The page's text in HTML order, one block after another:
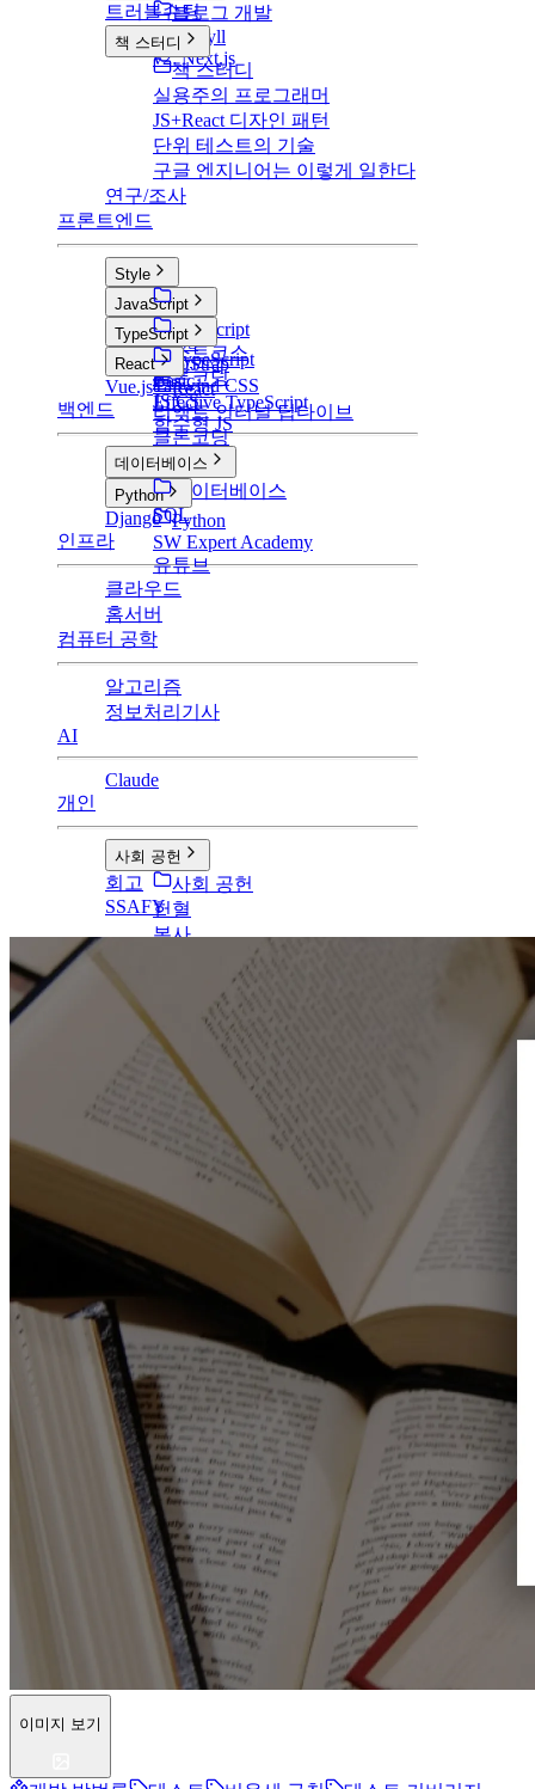
블로그 개발
v1: Jekyll
v2: Next.js
트러블슈팅
책 스터디
책 스터디
실용주의 프로그래머
JS+React 디자인 패턴
단위 테스트의 기술
구글 엔지니어는 이렇게 일한다
연구/조사
프론트엔드
Style
Style
CSS
SCSS
BootStrap
Tailwind CSS
JavaScript
JavaScript
부스트코스
클론코딩
JS CS
함수형 JS
TypeScript
TypeScript
Basic
Effective TypeScript
React
React
리액트 인터널 딥다이브
클론코딩
Vue.js
백엔드
데이터베이스
데이터베이스
SQL
Python
Python
SW Expert Academy
유튜브
Django
인프라
클라우드
홈서버
컴퓨터 공학
알고리즘
정보처리기사
AI
Claude
개인
사회 공헌
사회 공헌
헌혈
봉사
회고
SSAFY
이미지 보기